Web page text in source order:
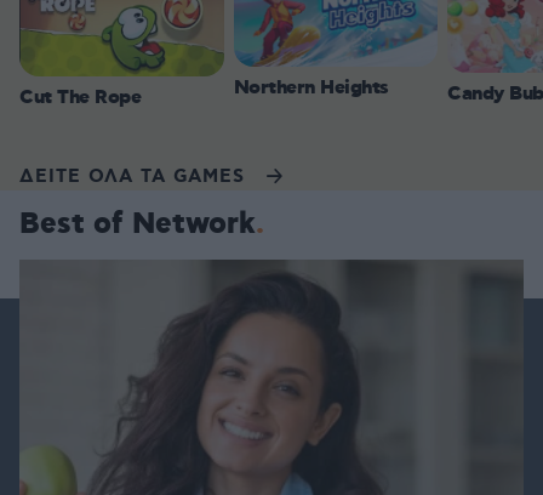
Cut The Rope Northern Heights Candy
ΔΕΙΤΕ ΟΛΑ ΤΑ GAMES
Best of Network